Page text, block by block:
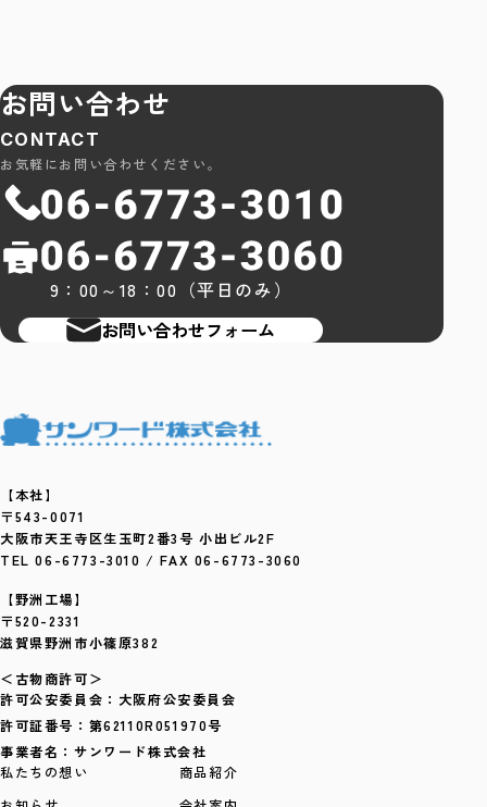
お問い合わせ
CONTACT
お気軽にお問い合わせください。
9：00～18：00（平日のみ）
お問い合わせフォーム
【本社】
〒543-0071
大阪市天王寺区生玉町2番3号 小出ビル2F
TEL 06-6773-3010 / FAX 06-6773-3060
【野洲工場】
〒520-2331
滋賀県野洲市小篠原382
＜古物商許可＞
許可公安委員会：大阪府公安委員会
許可証番号：第62110R051970号
事業者名：サンワード株式会社
私たちの想い
商品紹介